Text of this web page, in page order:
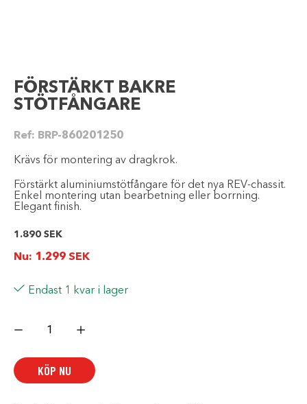
FÖRSTÄRKT BAKRE
STÖTFÅNGARE
Ref: BRP-860201250
Krävs för montering av dragkrok.
Förstärkt aluminiumstötfångare för det nya REV-chassit.
Enkel montering utan bearbetning eller borrning.
Elegant finish.
1.890 SEK
Nu: 1.299 SEK
Endast 1 kvar i lager
BAKRE
KÖP NU